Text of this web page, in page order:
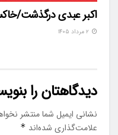
اکبر عبدی درگذشت/
دیدگاهتان را
نشانی ایمیل شما منتشر
علامت‌گذاری شده‌اند *